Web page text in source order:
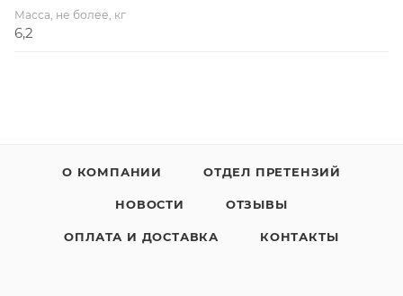
Масса, не более, кг
6,2
О КОМПАНИИ ОТДЕЛ ПРЕТЕНЗИЙ
НОВОСТИ ОТЗЫВЫ
ОПЛАТА И ДОСТАВКА КОНТАКТЫ